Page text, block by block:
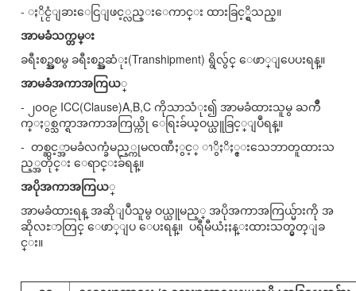
- ႏိုင္ငံျခားေငြျဖင့္လည္းေကာင္း ထားခြင့္ရွိသည္။
အာမခံသက္တမ္း
ခရီးစဥ္အစမွ ခရီးစဥ္အဆံုး(Transhipment) ရွိလွ်င္ ေဖာ္ျပေပးရန္။
အာမခံအကာအကြယ္
- ၂၀ဝ၉ ICC(Clause)A,B,C ကိုသာသံုး၍ အာမခံထားသူမွ ႀကိဳ
က္ႏွစ္သက္ရာအကာအကြယ္ကို ေရြးခ်ယ္ဝယ္ယူခြင့္ျပဳရန္။
- တစ္ဆင့္အာမခံလက္ခံမည့္ကုမၸဏီႏွင့္ ၫွိႏိႈ္င္းသေဘာတူထားသ
ည့္အတိုင္း ေရာင္းခ်ရန္။
အပိုအကာအကြယ္
အာမခံထားရန္ အဆိုျပဳသူမွ ဝယ္ယူမည့္ အပိုအကာအကြယ္မ်ားကို အ
ဆိုလႊာတြင္ ေဖာ္ျပ ေပးရန္။ ပရီမီယံႏႈန္းထားသတ္မွတ္ျခ
င္း။